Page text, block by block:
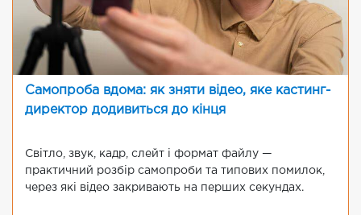
Самопроба вдома: як зняти відео, яке кастинг-
директор додивиться до кінця
Світло, звук, кадр, слейт і формат файлу —
практичний розбір самопроби та типових помилок,
через які відео закривають на перших секундах.